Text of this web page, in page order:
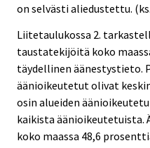
on selvästi aliedustettu.
Liitetaulukossa 2.
taustatekijöitä koko
täydellinen äänestystieto.
äänioikeutetut olivat
osin alueiden
kaikista äänioikeutetuista.
koko maassa 48,6